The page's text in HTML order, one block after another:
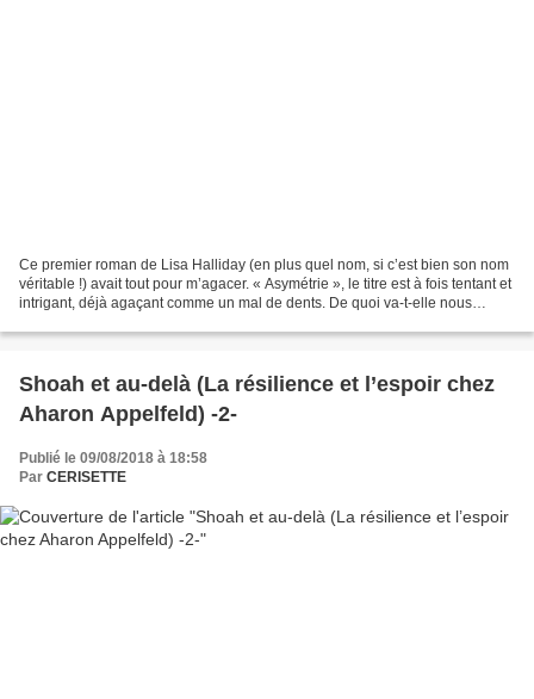
Ce premier roman de Lisa Halliday (en plus quel nom, si c’est bien son nom
véritable !) avait tout pour m’agacer. « Asymétrie », le titre est à fois tentant et
intrigant, déjà agaçant comme un mal de dents. De quoi va-t-elle nous
Shoah et au-delà (La résilience et l’espoir chez
Aharon Appelfeld) -2-
Publié le 09/08/2018 à 18:58
Par CERISETTE